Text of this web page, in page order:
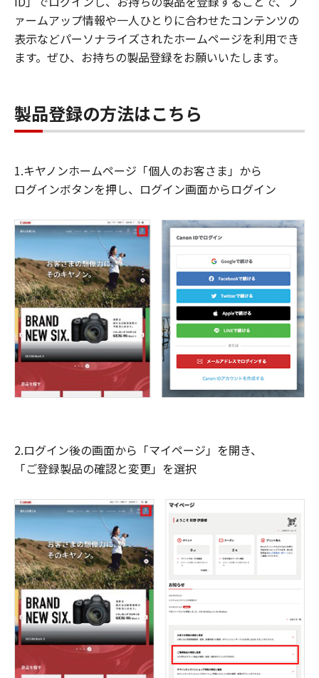
ァームアップ情報や一人ひとりに合わせたコンテンツの
表示などパーソナライズされたホームページを利用でき
ます。ぜひ、お持ちの製品登録をお願いいたします。
製品登録の方法はこちら
1.キヤノンホームページ「個人のお客さま」から
ログインボタンを押し、ログイン画面からログイン
2.ログイン後の画面から「マイページ」を開き、
「ご登録製品の確認と変更」を選択